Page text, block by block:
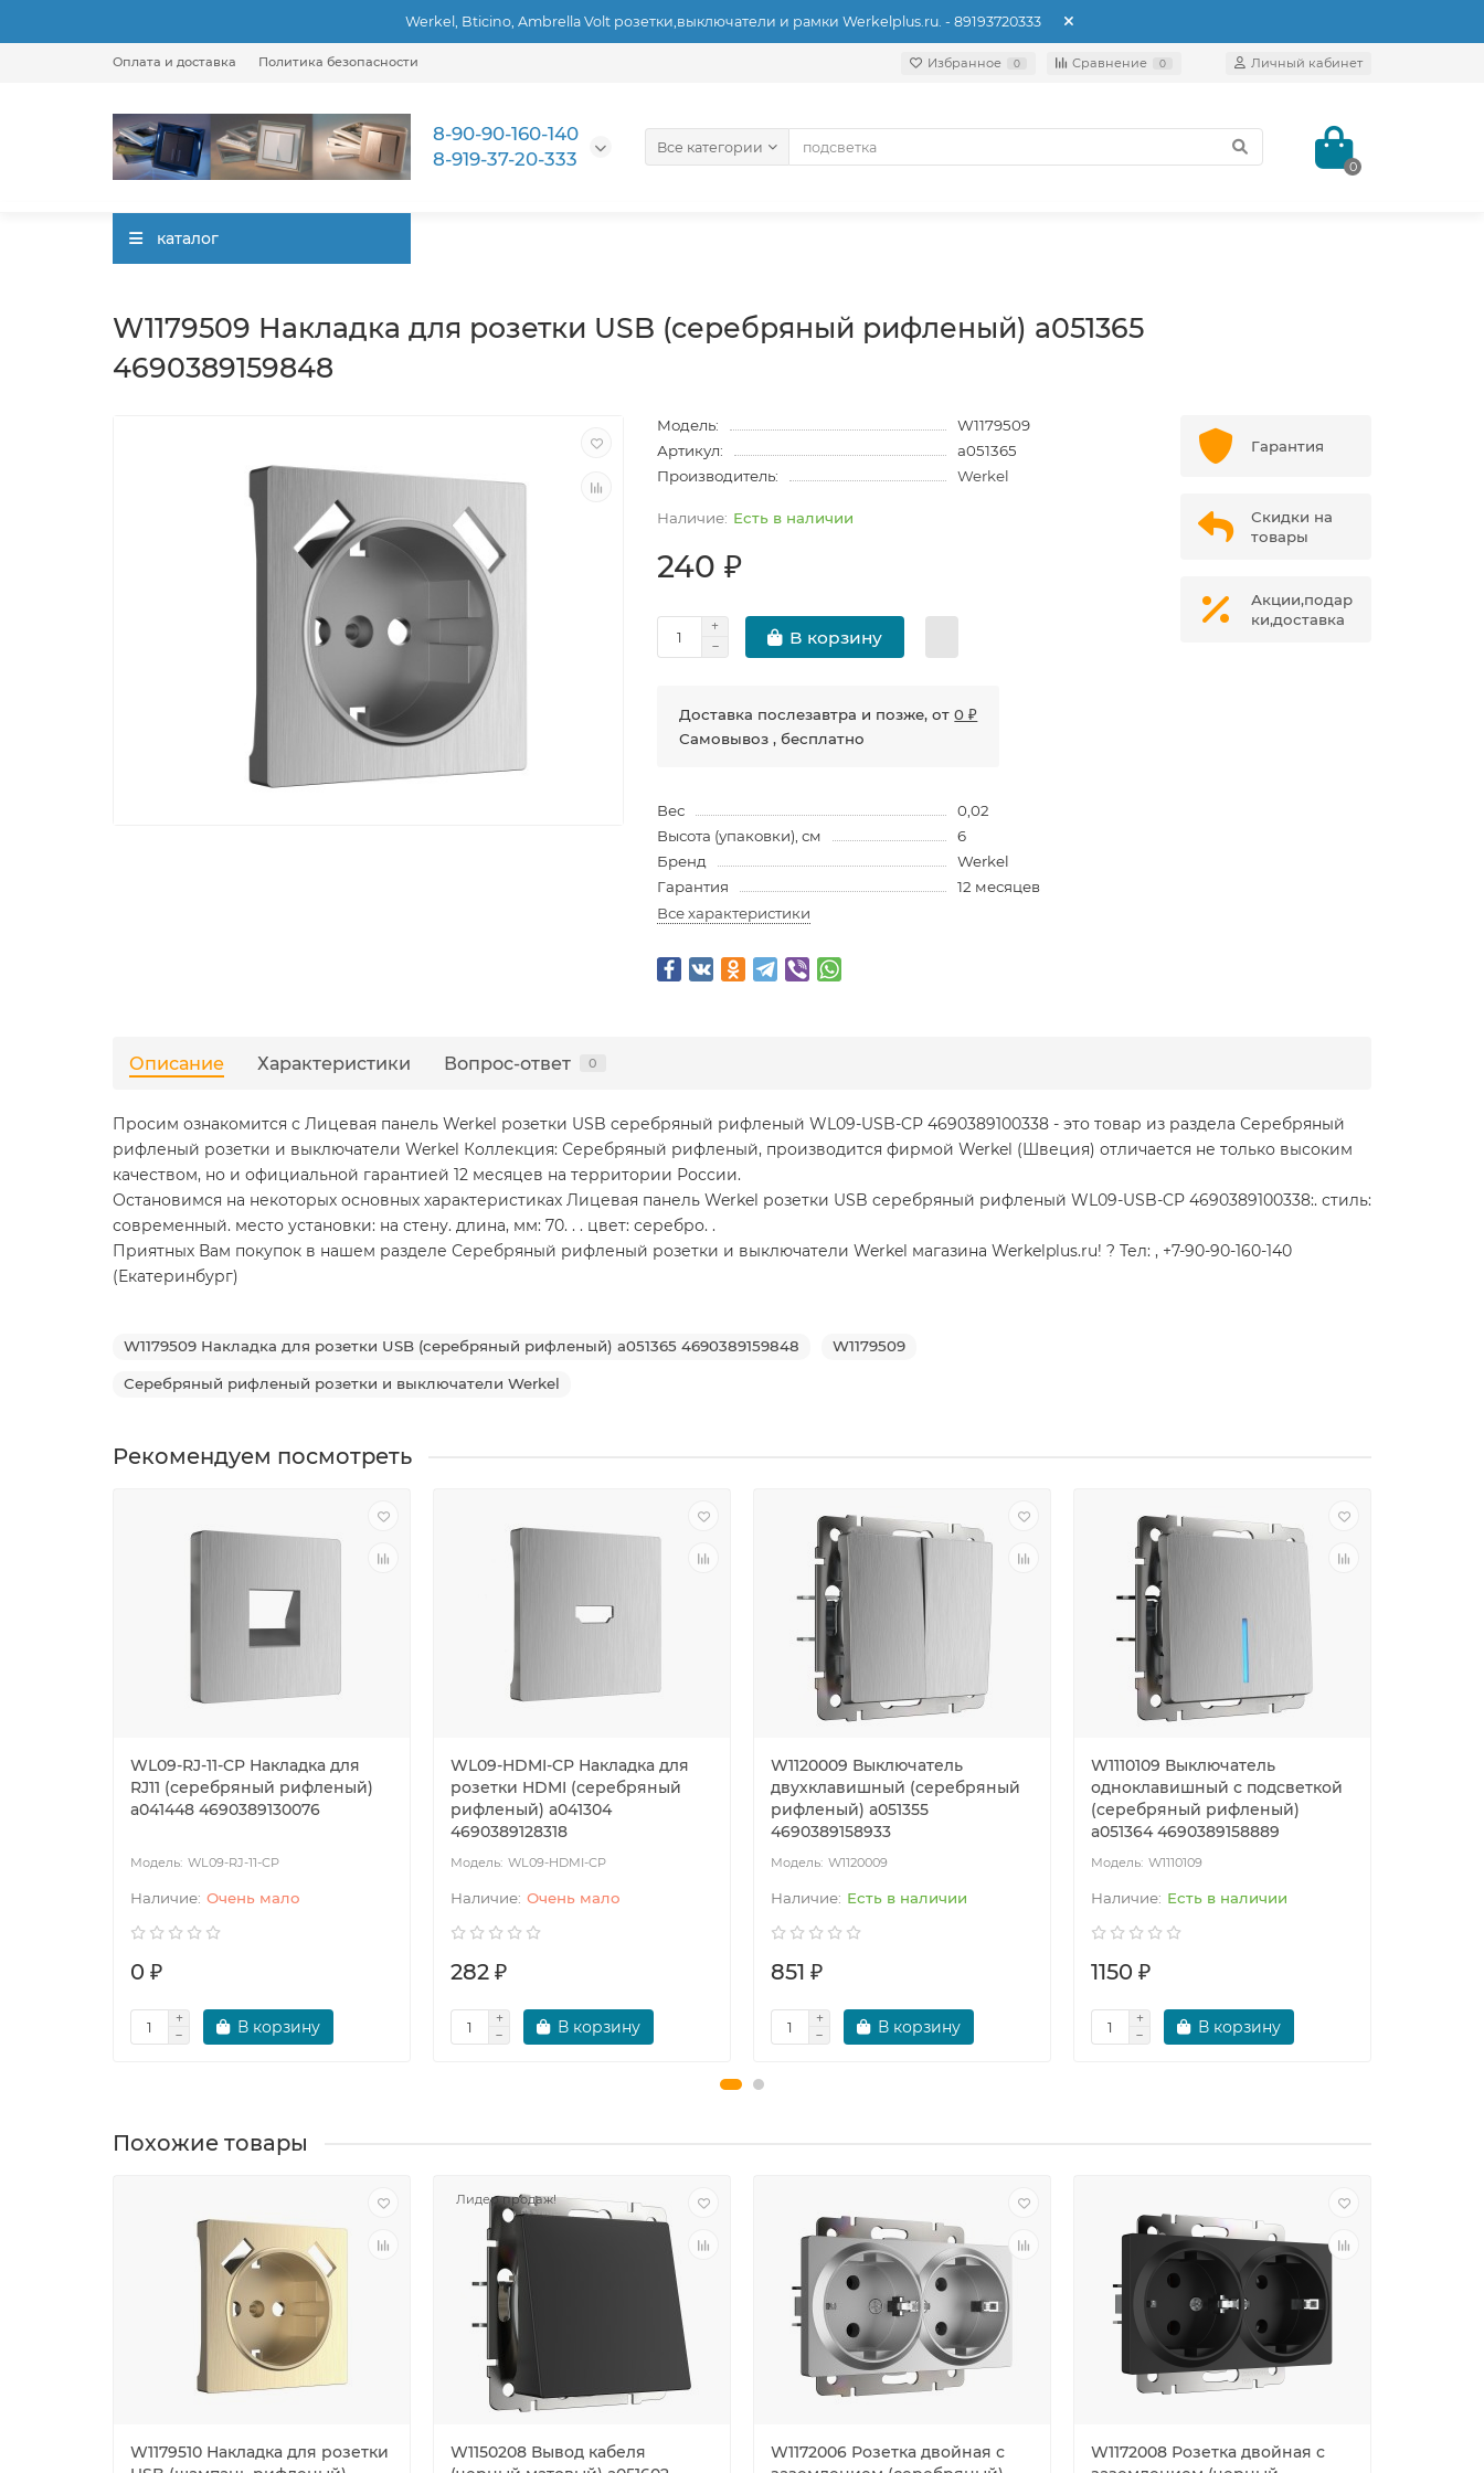
Werkel, Bticino, Ambrella Volt розетки,выключатели и рамки Werkelplus.ru. - 89193720333
Оплата и доставка Политика безопасности Избранное 0 Сравнение 0 Личный кабинет
Все категории
8-90-90-160-140
8-919-37-20-333
0
каталог
W1179509 Накладка для розетки USB (cеребряный рифленый) a051365
4690389159848
Модель:
W1179509
Артикул:
a051365
Производитель:
Werkel
Есть в наличии
240 ₽
В корзину
Доставка послезавтра и позже, от0 ₽
Самовывоз , бесплатно
Вес
0,02
Высота (упаковки), см
6
Бренд
Werkel
Гарантия
12 месяцев
Все характеристики
Гарантия
Скидки на
товары
Акции,подар
ки,доставка
Описание Характеристики Вопрос-ответ 0
Просим ознакомится с Лицевая панель Werkel розетки USB cеребряный рифленый WL09-USB-CP 4690389100338 - это товар из раздела Серебряный
рифленый розетки и выключатели Werkel Коллекция: Серебряный рифленый, производится фирмой Werkel (Швеция) отличается не только высоким
качеством, но и официальной гарантией 12 месяцев на территории России.
Остановимся на некоторых основных характеристиках Лицевая панель Werkel розетки USB cеребряный рифленый WL09-USB-CP 4690389100338:. стиль:
современный. место установки: на стену. длина, мм: 70. . . цвет: серебро. .
Приятных Вам покупок в нашем разделе Серебряный рифленый розетки и выключатели Werkel магазина Werkelplus.ru! ? Тел: , +7-90-90-160-140
(Екатеринбург)
W1179509 Накладка для розетки USB (cеребряный рифленый) a051365 4690389159848 W1179509
Серебряный рифленый розетки и выключатели Werkel
Рекомендуем посмотреть
WL09-RJ-11-CP Накладка для
RJ11 (серебряный рифленый)
a041448 4690389130076
WL09-RJ-11-CP
Очень мало
0 ₽
В корзину
WL09-HDMI-CP Накладка для
розетки HDMI (серебряный
рифленый) a041304
4690389128318
WL09-HDMI-CP
Очень мало
282 ₽
В корзину
W1120009 Выключатель
двухклавишный (cеребряный
рифленый) a051355
4690389158933
W1120009
Есть в наличии
851 ₽
В корзину
W1110109 Выключатель
одноклавишный с подсветкой
(cеребряный рифленый)
a051364 4690389158889
W1110109
Есть в наличии
1150 ₽
В корзину
Похожие товары
W1179510 Накладка для розетки
Лидер продаж!
W1150208 Вывод кабеля
W1172006 Розетка двойная с
W1172008 Розетка двойная с